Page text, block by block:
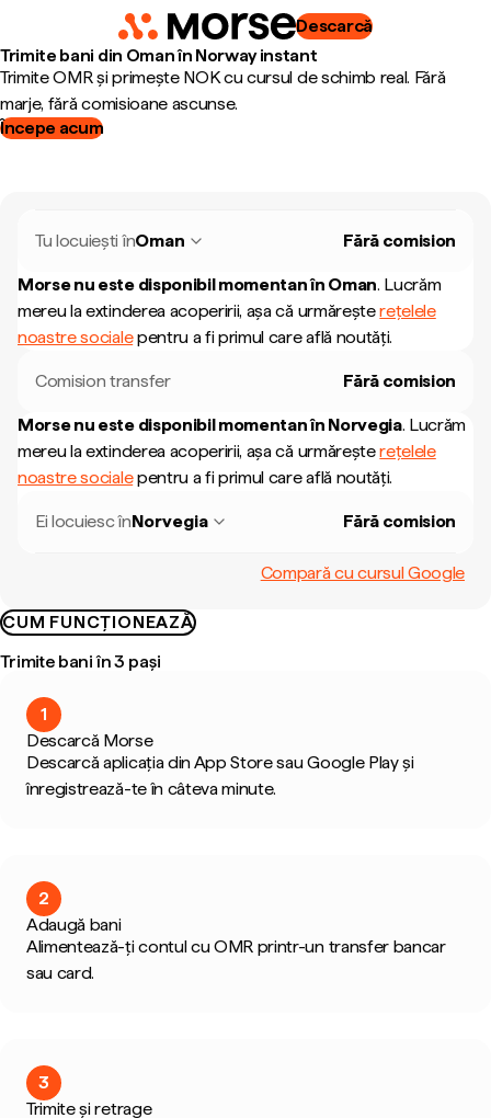
Descarcă
Trimite bani din Oman în Norway instant
Trimite OMR și primește NOK cu cursul de schimb real. Fără
marje, fără comisioane ascunse.
Începe acum
Tu locuiești înOman Fără comision
Morse nu este disponibil momentan în Oman. Lucrăm
mereu la extinderea acoperirii, așa că urmăreșterețelele
noastre socialepentru a fi primul care află noutăți.
Comision transfer Fără comision
Morse nu este disponibil momentan în Norvegia. Lucrăm
mereu la extinderea acoperirii, așa că urmăreșterețelele
noastre socialepentru a fi primul care află noutăți.
Ei locuiesc înNorvegia Fără comision
Compară cu cursul Google
CUM FUNCȚIONEAZĂ
Trimite bani în 3 pași
1
Descarcă Morse
Descarcă aplicația din App Store sau Google Play și
înregistrează-te în câteva minute.
2
Adaugă bani
Alimentează-ți contul cu OMR printr-un transfer bancar
sau card.
3
Trimite și retrage